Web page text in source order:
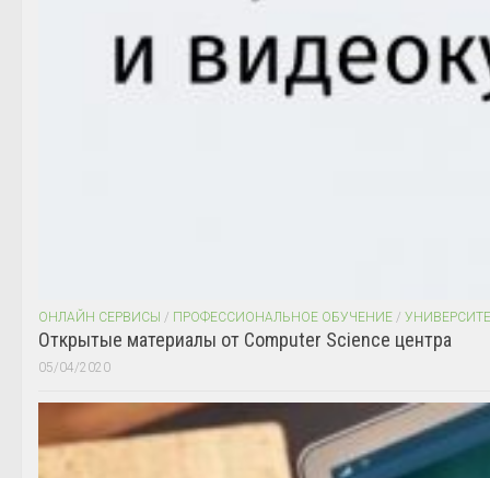
ОНЛАЙН СЕРВИСЫ / ПРОФЕССИОНАЛЬНОЕ ОБУЧЕНИЕ /
Открытые материалы от Computer Science центра
05/04/2020